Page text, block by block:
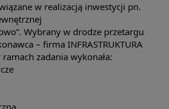
w realizacją inwestycji pn.
Wybrany w drodze przetargu
– firma INFRASTRUKTURA
ramach zadania wykonała: